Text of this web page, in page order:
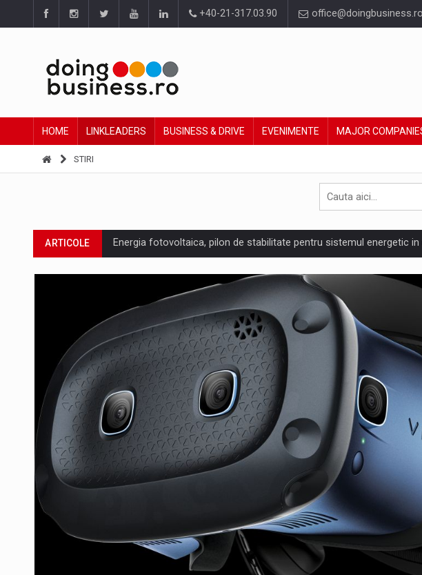
+40-21-317.03.90 office@doingbusiness.ro
HOME LINKLEADERS BUSINESS & DRIVE EVENIMENTE MAJOR
STIRI
ARTICOLE Energia fotovoltaica, pilon de stabilitate pentru sistemul energetic
ARTICOLE Cum invatam sa spunem nu intr-o cultura care pedepseste
Ingredient Spotlight: What SKU Level Tracking Reveals About
ARTICOLE Producatorii si comerciantii care nu se supun noilor reglementari
INTERVIURI LEADERSHIP IN MISCARE
INTERVIURI CU BATERIILE PERMANENT INCARCATE
INTERVIURI PUTTING ROMANIAN CORPORATE COMPANIES ON THE
INTERVIURI OUR EDGE WILL COME FROM BEING THE MOST DIGITALIZED
STIRI Hard Enduro Piatra Craiului 2026, fueled by benzinariile RO concept
Fondul de investitii BoldMind si echipa de management a Pall-Ex,